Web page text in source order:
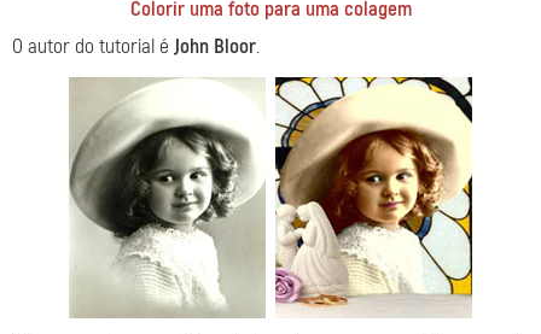
Colorir uma foto para uma colagem
O autor do tutorial é John Bloor.